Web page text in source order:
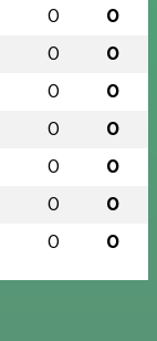
0 0
0 0
0 0
0 0
0 0
0 0
0 0